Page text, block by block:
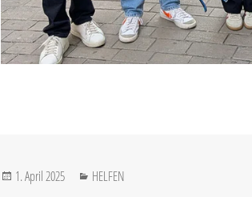
Veröffentlicht
1. April 2025 Kategorien
HELFEN